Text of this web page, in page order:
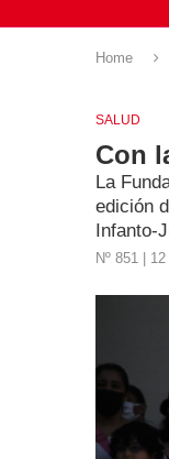
Home
SALUD
Con
La
edición
Infanto-
Nº 851 |